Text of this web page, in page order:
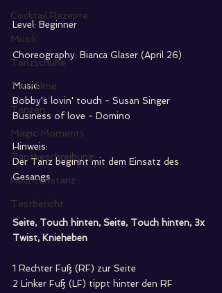
Cocktail Rezepte
Musik
Tanzschuhe
Tanzfilme
Tanzen
Magic Moments
Tanzbeschreibung
Hochzeitstanz
Testbericht
Level: Beginner
Choreography: Bianca Glaser (April 26)
Music:
Bobby's lovin' touch - Susan Singer
Business of love - Domino
Hinweis:
Der Tanz beginnt mit dem Einsatz des
Gesangs
Seite, Touch hinten, Seite, Touch hinten, 3x
Twist, Knieheben
1 Rechter Fuß (RF) zur Seite
2 Linker Fuß (LF) tippt hinter den RF